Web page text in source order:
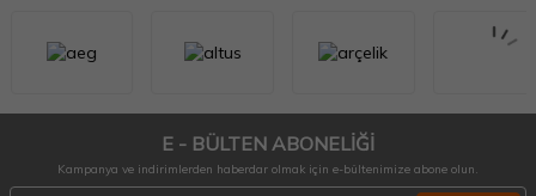
E - BÜLTEN ABONELİĞİ
Kampanya ve indirimlerden haberdar olmak için e-bültenimize abone olun.